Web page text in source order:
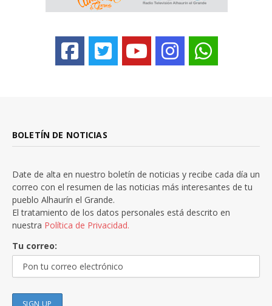
BOLETÍN DE NOTICIAS
Date de alta en nuestro boletín de noticias y recibe cada día un
correo con el resumen de las noticias más interesantes de tu
pueblo Alhaurín el Grande.
El tratamiento de los datos personales está descrito en
nuestra Política de Privacidad.
Tu correo: